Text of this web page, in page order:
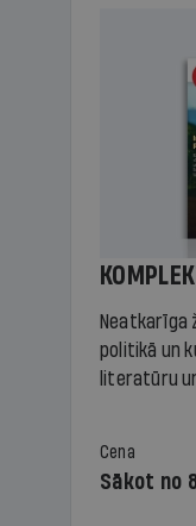
Neatkarīga
politikā un
literatūru
Cena
Sākot no